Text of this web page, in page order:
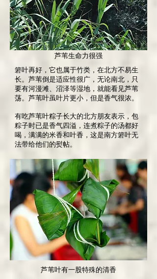
芦苇生命力很强
箬叶再好，它也属于竹类，在北方不易生
长。芦苇倒是适应性很广，无论南北，只
要有河漫滩、沼泽等湿地，就能看见芦苇
荡。芦苇叶虽叶片更小，但是香气很浓。
有吃芦苇叶粽子长大的北方朋友表示，包
粽子时已是香气四溢，连煮粽子的汤都好
喝，满满的米香和叶香，这是南方箬叶无
法带给他们的熨帖。
芦苇叶有一股特殊的清香